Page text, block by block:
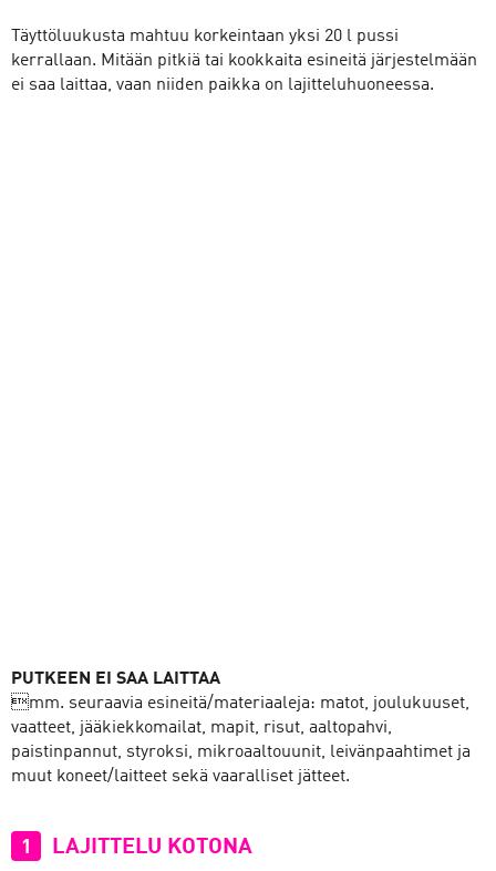
Täyttöluukusta mahtuu korkeintaan yksi 20 l pussi
kerrallaan. Mitään pitkiä tai kookkaita esineitä järjestelmään
ei saa laittaa, vaan niiden paikka on lajitteluhuoneessa.
PUTKEEN EI SAA LAITTAA
mm. seuraavia esineitä/materiaaleja: matot, joulukuuset,
vaatteet, jääkiekkomailat, mapit, risut, aaltopahvi,
paistinpannut, styroksi, mikroaaltouunit, leivänpaahtimet ja
muut koneet/laitteet sekä vaaralliset jätteet.
1 LAJITTELU KOTONA